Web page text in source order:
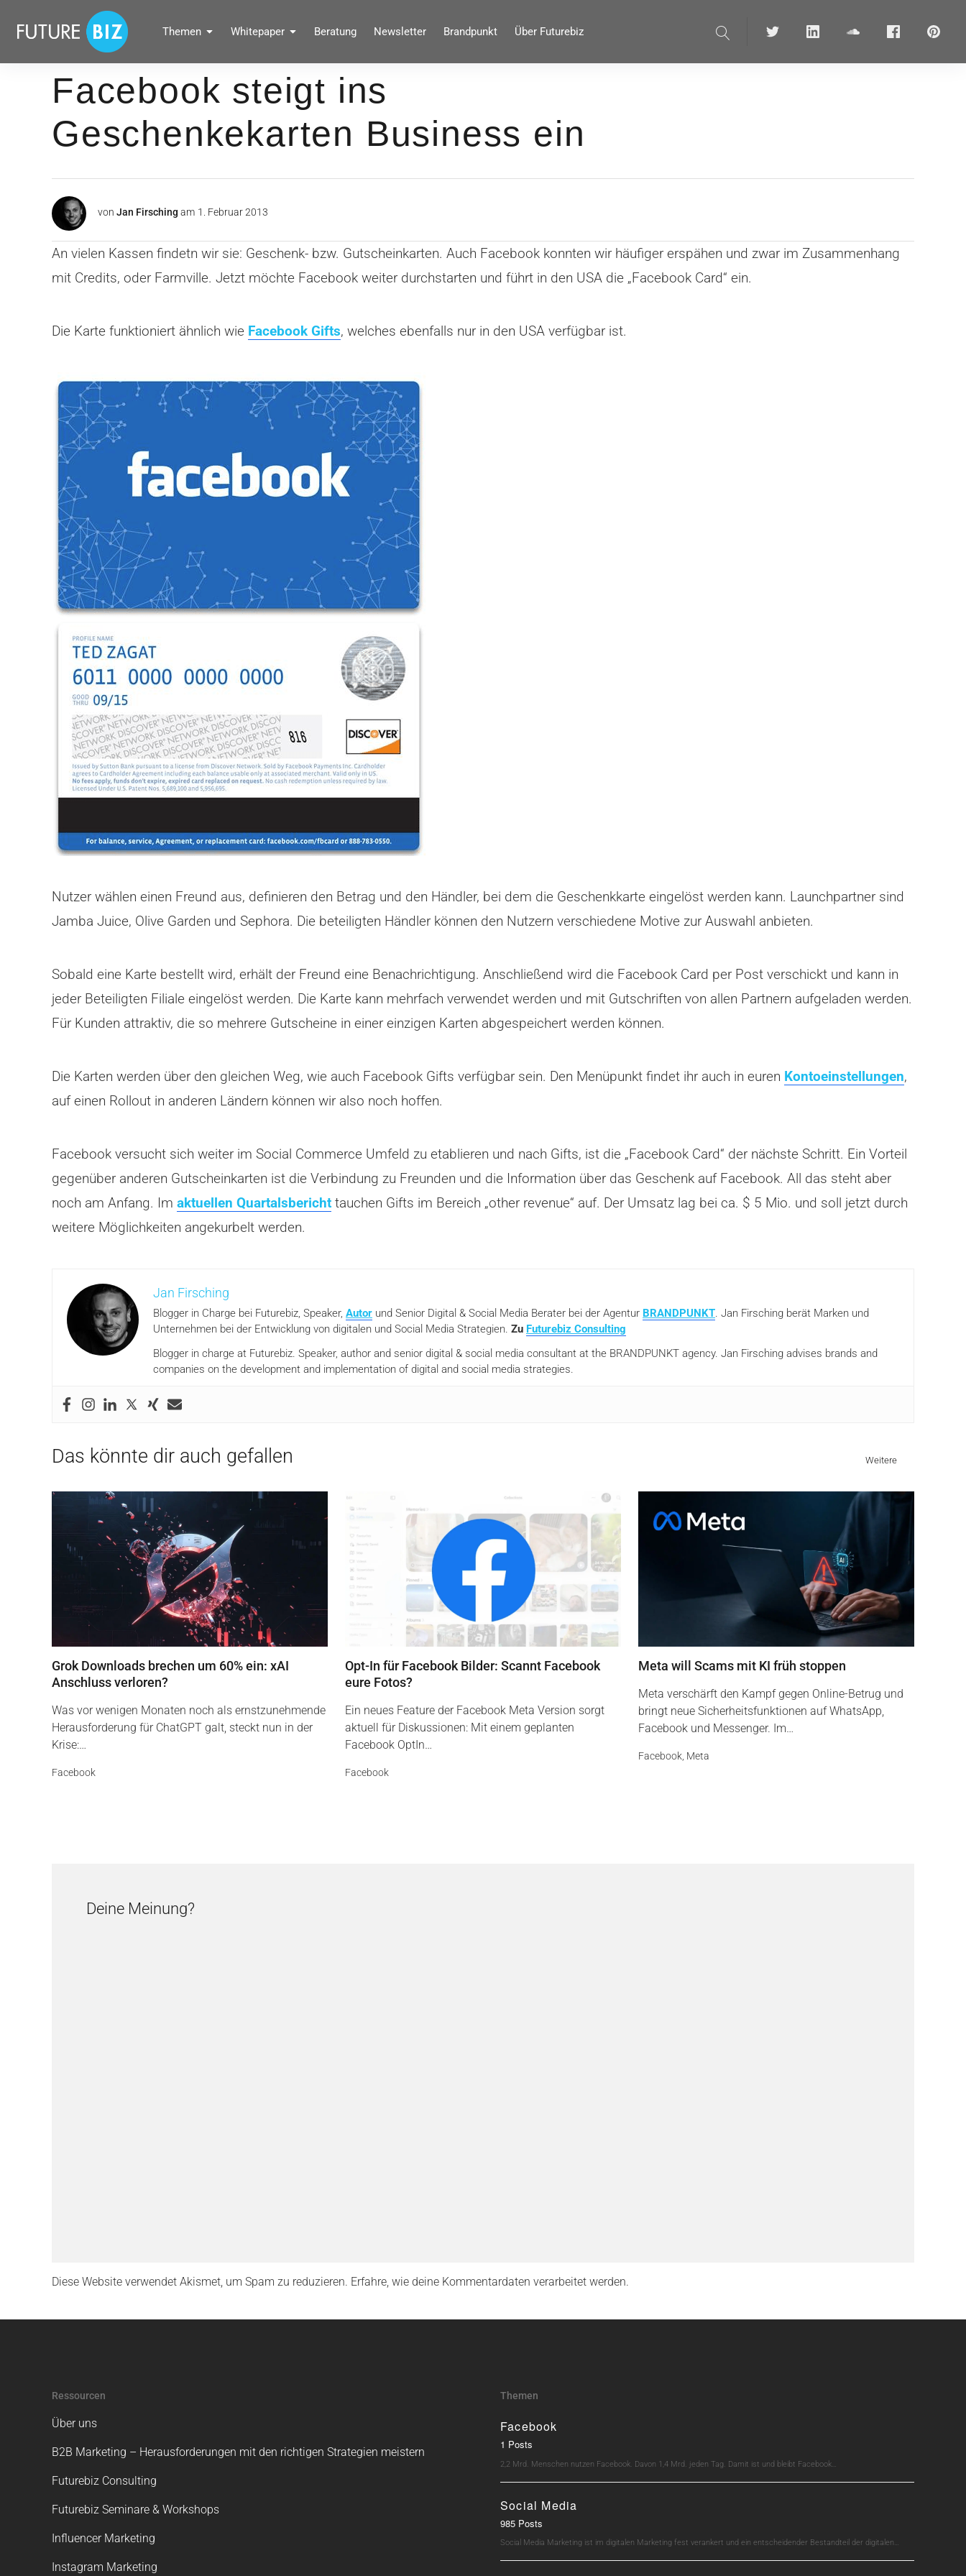
überspringen
FUTUREBIZ
Social Media Marketing Blog für Unternehmen by BRANDPUNKT
Themen Whitepaper Beratung Newsletter Brandpunkt Über Futurebiz
Suche Twitter linkedin soundcloudFacebook
Facebook steigt ins
Geschenkekarten Business ein
von Jan Firsching am 1. Februar 2013
An vielen Kassen findetn wir sie: Geschenk- bzw. Gutscheinkarten. Auch Facebook konnten wir häufiger erspähen und zwar im Zusammenhang
mit Credits, oder Farmville. Jetzt möchte Facebook weiter durchstarten und führt in den USA die „Facebook Card“ ein.
Die Karte funktioniert ähnlich wie Facebook Gifts, welches ebenfalls nur in den USA verfügbar ist.
Nutzer wählen einen Freund aus, definieren den Betrag und den Händler, bei dem die Geschenkkarte eingelöst werden kann. Launchpartner sind
Jamba Juice, Olive Garden und Sephora. Die beteiligten Händler können den Nutzern verschiedene Motive zur Auswahl anbieten.
Sobald eine Karte bestellt wird, erhält der Freund eine Benachrichtigung. Anschließend wird die Facebook Card per Post verschickt und kann in
jeder Beteiligten Filiale eingelöst werden. Die Karte kann mehrfach verwendet werden und mit Gutschriften von allen Partnern aufgeladen werden.
Für Kunden attraktiv, die so mehrere Gutscheine in einer einzigen Karten abgespeichert werden können.
Die Karten werden über den gleichen Weg, wie auch Facebook Gifts verfügbar sein. Den Menüpunkt findet ihr auch in euren Kontoeinstellungen,
auf einen Rollout in anderen Ländern können wir also noch hoffen.
Facebook versucht sich weiter im Social Commerce Umfeld zu etablieren und nach Gifts, ist die „Facebook Card“ der nächste Schritt. Ein Vorteil
gegenüber anderen Gutscheinkarten ist die Verbindung zu Freunden und die Information über das Geschenk auf Facebook. All das steht aber
noch am Anfang. Im aktuellen Quartalsbericht tauchen Gifts im Bereich „other revenue“ auf. Der Umsatz lag bei ca. $ 5 Mio. und soll jetzt durch
weitere Möglichkeiten angekurbelt werden.
Jan Firsching
Blogger in Charge bei Futurebiz, Speaker, Autor und Senior Digital & Social Media Berater bei der Agentur BRANDPUNKT. Jan Firsching berät Marken und
Unternehmen bei der Entwicklung von digitalen und Social Media Strategien. Zu Futurebiz Consulting
Blogger in charge at Futurebiz. Speaker, author and senior digital & social media consultant at the BRANDPUNKT agency. Jan Firsching advises brands and
companies on the development and implementation of digital and social media strategies.
Das könnte dir auch gefallen Weitere
Grok Downloads brechen um 60% ein: xAI
Anschluss verloren?
Was vor wenigen Monaten noch als ernstzunehmende
Herausforderung für ChatGPT galt, steckt nun in der
Krise:…
Facebook
Opt-In für Facebook Bilder: Scannt Facebook
eure Fotos?
Ein neues Feature der Facebook Meta Version sorgt
aktuell für Diskussionen: Mit einem geplanten
Facebook OptIn…
Facebook
Meta will Scams mit KI früh stoppen
Meta verschärft den Kampf gegen Online-Betrug und
bringt neue Sicherheitsfunktionen auf WhatsApp,
Facebook und Messenger. Im…
Facebook Meta
Deine Meinung?
Diese Website verwendet Akismet, um Spam zu reduzieren. Erfahre, wie deine Kommentardaten verarbeitet werden.
Ressourcen
Über uns
B2B Marketing – Herausforderungen mit den richtigen Strategien meistern
Futurebiz Consulting
Futurebiz Seminare & Workshops
Influencer Marketing
Instagram Marketing
Themen
Facebook
1 Posts
2,2 Mrd. Menschen nutzen Facebook. Davon 1,4 Mrd. jeden Tag. Damit ist und bleibt Facebook…
Social Media
985 Posts
Social Media Marketing ist im digitalen Marketing fest verankert und ein entscheidender Bestandteil der digitalen…